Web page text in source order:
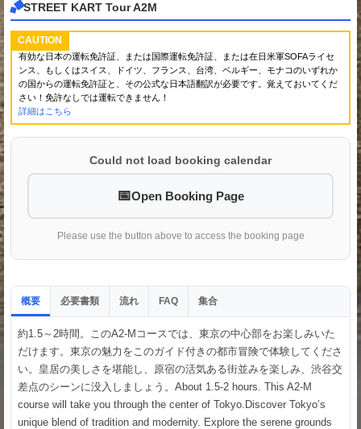
STREET KART Tour A2M
CAUTION
有効な日本の運転免許証、または国際運転免許証、または在日米軍SOFAライセ
ンス、もしくはスイス、ドイツ、フランス、台湾、ベルギー、モナコのいずれか
の国からの運転免許証と、その公式な日本語翻訳が必要です。覚えておいてくだ
さい！免許なしでは運転できません！
詳細はこちら
Could not load booking calendar
Open Booking Page
Please use the button above to access the booking page
概要 必要書類 流れ FAQ 集合
約1.5～2時間。このA2-Mコースでは、東京の中心部をお楽しみいた
だけます。東京の魅力をこのガイド付きの都市冒険で体験してくださ
い。皇居の美しさを堪能し、原宿の活気ある街並みを楽しみ、渋谷交
差点のシーンに没入しましょう。About 1.5-2 hours. This A2-M
course will take you through the center of Tokyo.Discover Tokyo’s
unique blend of tradition and modernity. Explore the serene grounds